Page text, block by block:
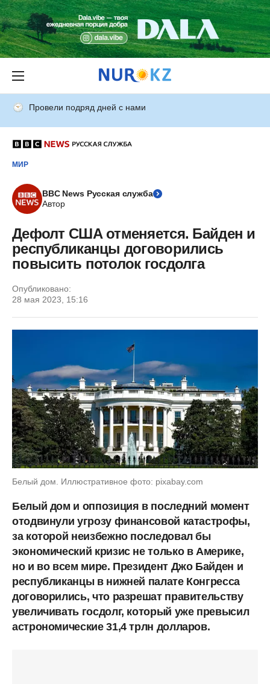
Провели подряд дней с нами
МИР
BBC News Русская служба
Автор
Дефолт США отменяется. Байден и
республиканцы договорились
повысить потолок госдолга
Опубликовано:
28 мая 2023, 15:16
Белый дом. Иллюстративное фото: pixabay.com
Белый дом и оппозиция в последний момент
отодвинули угрозу финансовой катастрофы,
за которой неизбежно последовал бы
экономический кризис не только в Америке,
но и во всем мире. Президент Джо Байден и
республиканцы в нижней палате Конгресса
договорились, что разрешат правительству
увеличивать госдолг, который уже превысил
астрономические 31,4 трлн долларов.